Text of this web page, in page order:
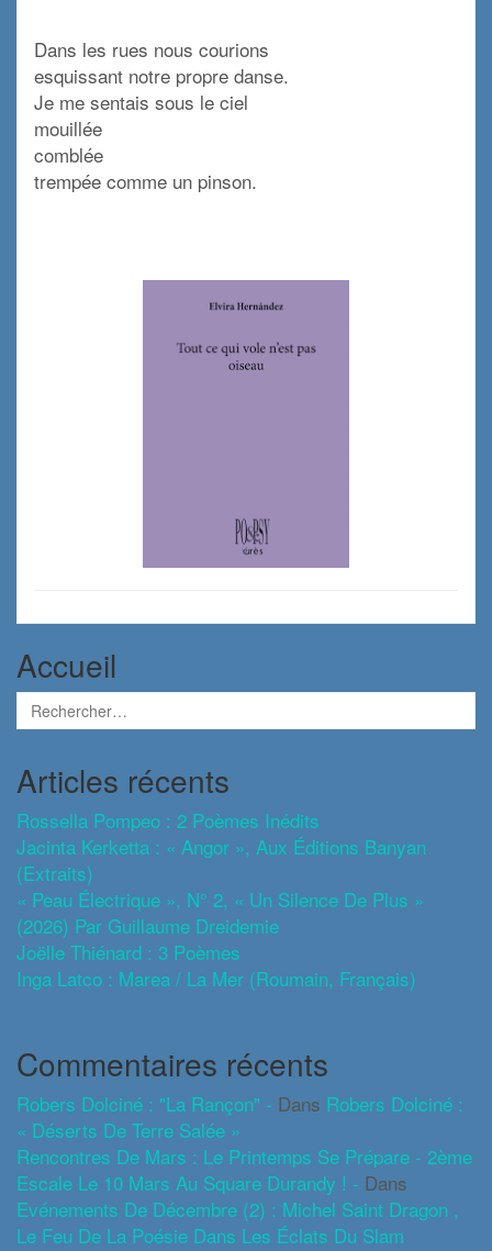
Dans les rues nous courions
esquissant notre propre danse.
Je me sentais sous le ciel
mouillée
comblée
trempée comme un pinson.
Accueil
Articles récents
Rossella Pompeo : 2 Poèmes Inédits
Jacinta Kerketta : « Angor », Aux Éditions Banyan
(extraits)
« Peau Électrique », N° 2, « Un Silence De Plus »
(2026) Par Guillaume Dreidemie
Joëlle Thiénard : 3 Poèmes
Inga Latco : Marea / La Mer (roumain, Français)
Commentaires récents
Robers Dolciné : "La Rançon" - Dans Robers Dolciné :
« Déserts De Terre Salée »
Rencontres De Mars : Le Printemps Se Prépare - 2ème
Escale Le 10 Mars Au Square Durandy ! - Dans
Evénements De Décembre (2) : Michel Saint Dragon ,
Le Feu De La Poésie Dans Les Éclats Du Slam